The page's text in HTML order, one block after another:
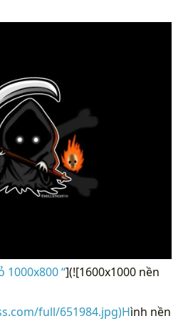
1000x800 “](![1600x1000 nền
full/651984.jpg)Hình nền